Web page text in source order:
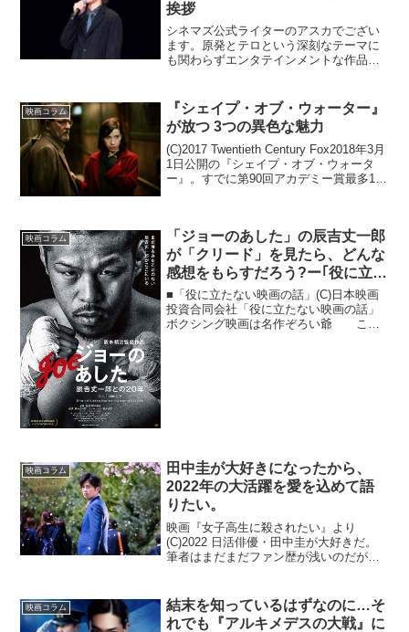
挨拶
シネマズ公式ライターのアスカでござい
ます。原発とテロという深刻なテーマに
も関わらずエンタテインメントな作品に
が行われ、江口洋介さんと本木雅弘さん
らが会場を爆笑の...
映画コラム
『シェイプ・オブ・ウォーター』
が放つ 3つの異色な魅力
(C)2017 Twentieth Century Fox2018年3月
1日公開の『シェイプ・オブ・ウォータ
ー』。すでに第90回アカデミー賞最多13
映画コラム
「ジョーのあした」の辰吉丈一郎
が「クリード」を見たら、どんな
感想をもらすだろう?ー｢役に立た
ない映画の話｣２
■「役に立たない映画の話」(C)日本映画
投資合同会社「役に立たない映画の話」
ボクシング映画は名作ぞろい爺 この
映画コラム
田中圭が大好きになったから、
2022年の大活躍を愛を込めて語
りたい。
映画『女子高生に殺されたい』より
(C)2022 日活俳優・田中圭が大好きだ。
筆者はまだまだファン歴が浅いのだが、
ぁ」と次第に思うようになり、主役でな
くても（後述もするが...
映画コラム
結末を知っているはずなのに…そ
れでも『アルキメデスの大戦』に